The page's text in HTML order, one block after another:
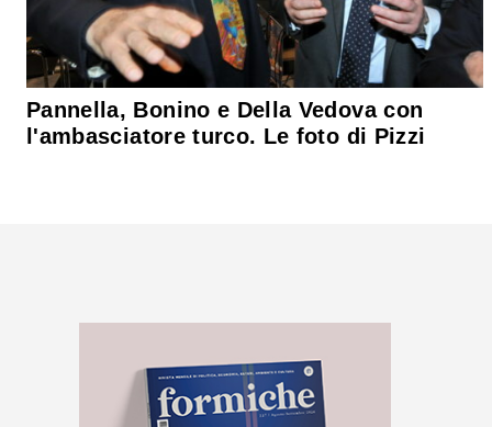
Pannella, Bonino e Della Vedova con
l'ambasciatore turco. Le foto di Pizzi